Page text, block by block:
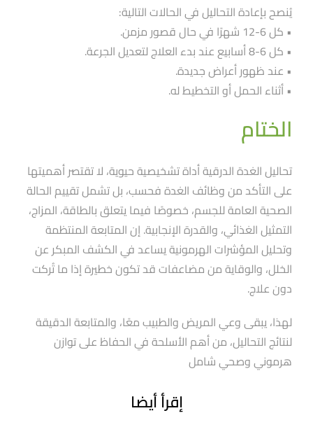
يُنصح بإعادة التحاليل في الحالات التالية:
• كل 6-12 شهرًا في حال قصور مزمن.
• كل 6-8 أسابيع عند بدء العلاج لتعديل الجرعة.
• عند ظهور أعراض جديدة.
• أثناء الحمل أو التخطيط له.
الختام
تحاليل الغدة الدرقية أداة تشخيصية حيوية، لا تقتصر أهميتها
على التأكد من وظائف الغدة فحسب، بل تشمل تقييم الحالة
الصحية العامة للجسم، خصوصًا فيما يتعلق بالطاقة، المزاج،
التمثيل الغذائي، والقدرة الإنجابية. إن المتابعة المنتظمة
وتحليل المؤشرات الهرمونية يساعد في الكشف المبكر عن
الخلل، والوقاية من مضاعفات قد تكون خطيرة إذا ما تُركت
دون علاج.
لهذا، يبقى وعي المريض والطبيب معًا، والمتابعة الدقيقة
لنتائج التحاليل، من أهم الأسلحة في الحفاظ على توازن
هرموني وصحي شامل
إقرأ أيضا